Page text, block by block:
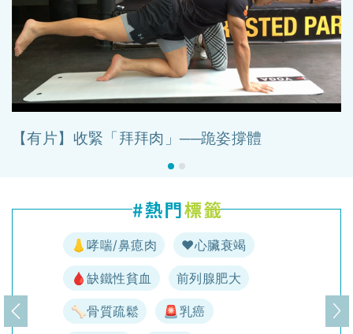
【有片】收緊「拜拜肉」──跪姿撐體
👃哮喘/鼻瘜肉 ♥️心臟衰竭
🩸缺鐵性貧血 前列腺肥大
🦴骨質疏鬆 🚨乳癌
上一頁 下